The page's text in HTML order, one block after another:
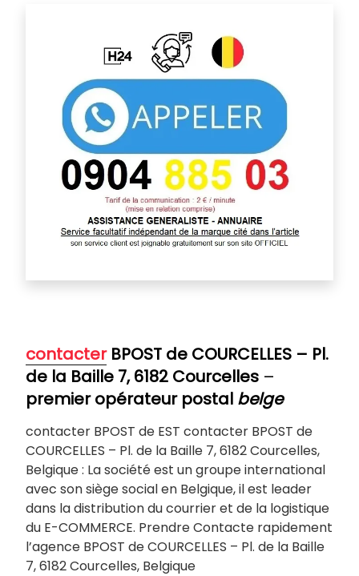
contacterBPOST de COURCELLES – Pl.
de la Baille 7, 6182 Courcelles –
premier opérateur postal belge
contacter BPOST de EST contacter BPOST de
COURCELLES – Pl. de la Baille 7, 6182 Courcelles,
Belgique : La société est un groupe international
avec son siège social en Belgique, il est leader
dans la distribution du courrier et de la logistique
du E-COMMERCE. Prendre Contacte rapidement
l’agence BPOST de COURCELLES – Pl. de la Baille
7, 6182 Courcelles, Belgique